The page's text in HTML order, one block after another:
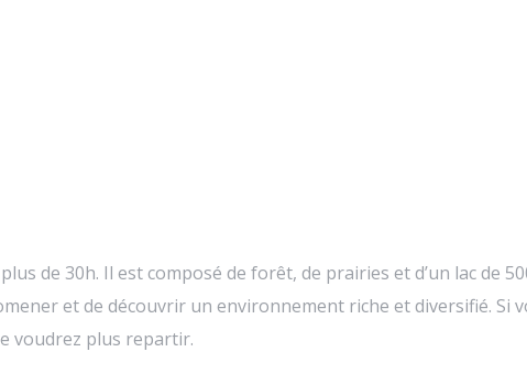
de 30h. Il est composé de forêt, de prairies et d’un lac de
et de découvrir un environnement riche et diversifié. Si
voudrez plus repartir.